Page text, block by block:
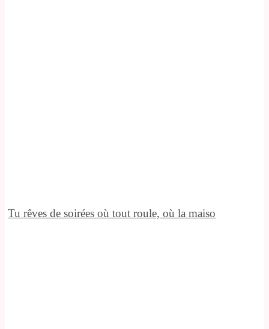
Tu rêves de soirées où tout roule, où la maiso